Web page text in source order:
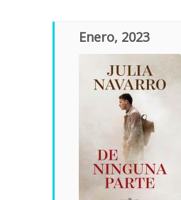
Enero, 2023